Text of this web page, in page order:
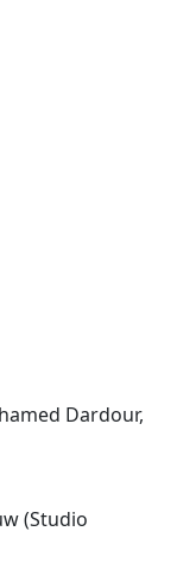
Dardour,
(Studio